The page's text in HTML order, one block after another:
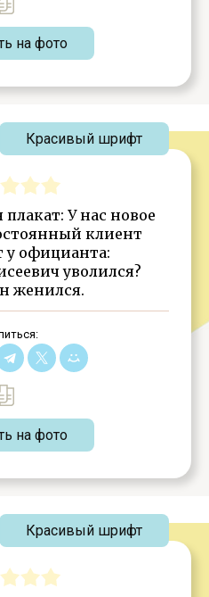
на фото
плакат: У нас новое
клиент
у официанта:
уволился?
женился.
на фото
Красивый шрифт
Красивый шрифт